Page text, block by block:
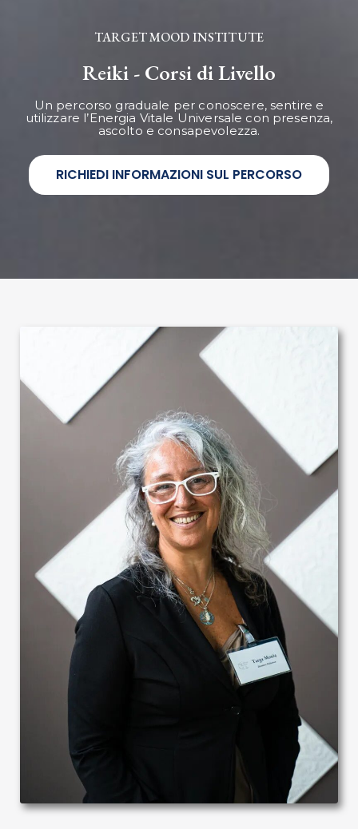
TARGET MOOD INSTITUTE
Reiki - Corsi di Livello
Un percorso graduale per conoscere, sentire e
utilizzare l’Energia Vitale Universale con presenza,
ascolto e consapevolezza.
RICHIEDI INFORMAZIONI SUL PERCORSO